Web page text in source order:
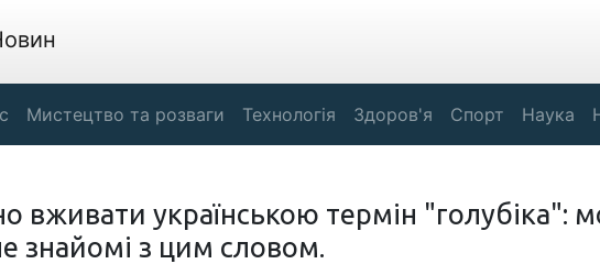
Мистецтво та розваги Технологія Здоров'я Спорт Наука
вживати українською термін "голубіка":
знайомі з цим словом.